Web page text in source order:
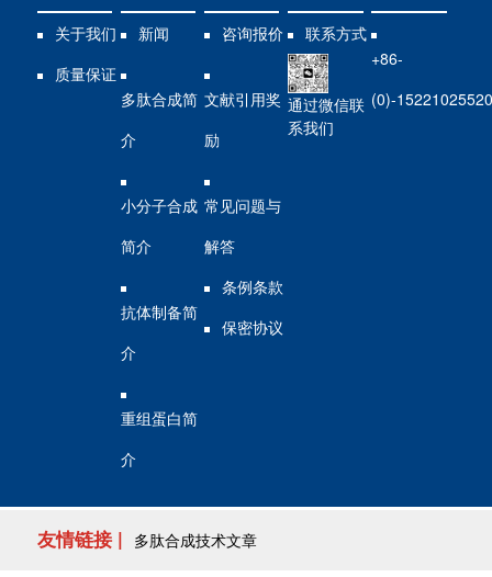
关于我们
质量保证
新闻
多肽合成简
介
小分子合成
简介
抗体制备简
介
重组蛋白简
介
咨询报价
文献引用奖
励
常见问题与
解答
条例条款
保密协议
联系方式
通过微信联
系我们
+86-
(0)-
友情链接 | 多肽合成技术文章